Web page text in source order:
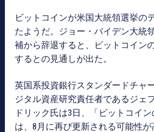
ビットコインが米国大統領選挙の
たようだ。ジョー・バイデン大統
補から辞退すると、ビットコイン
するとの見通しが出た。
英国系投資銀行スタンダードチャ
ジタル資産研究責任者であるジェ
ドリック氏は3日、「ビットコイ
は、8月に再び更新される可能性が